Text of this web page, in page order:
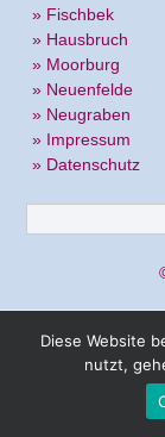
» Fischbek
» Hausbruch
» Moorburg
» Neuenfelde
» Neugraben
» Impressum
» Datenschutz
Diese Website
nutzt,